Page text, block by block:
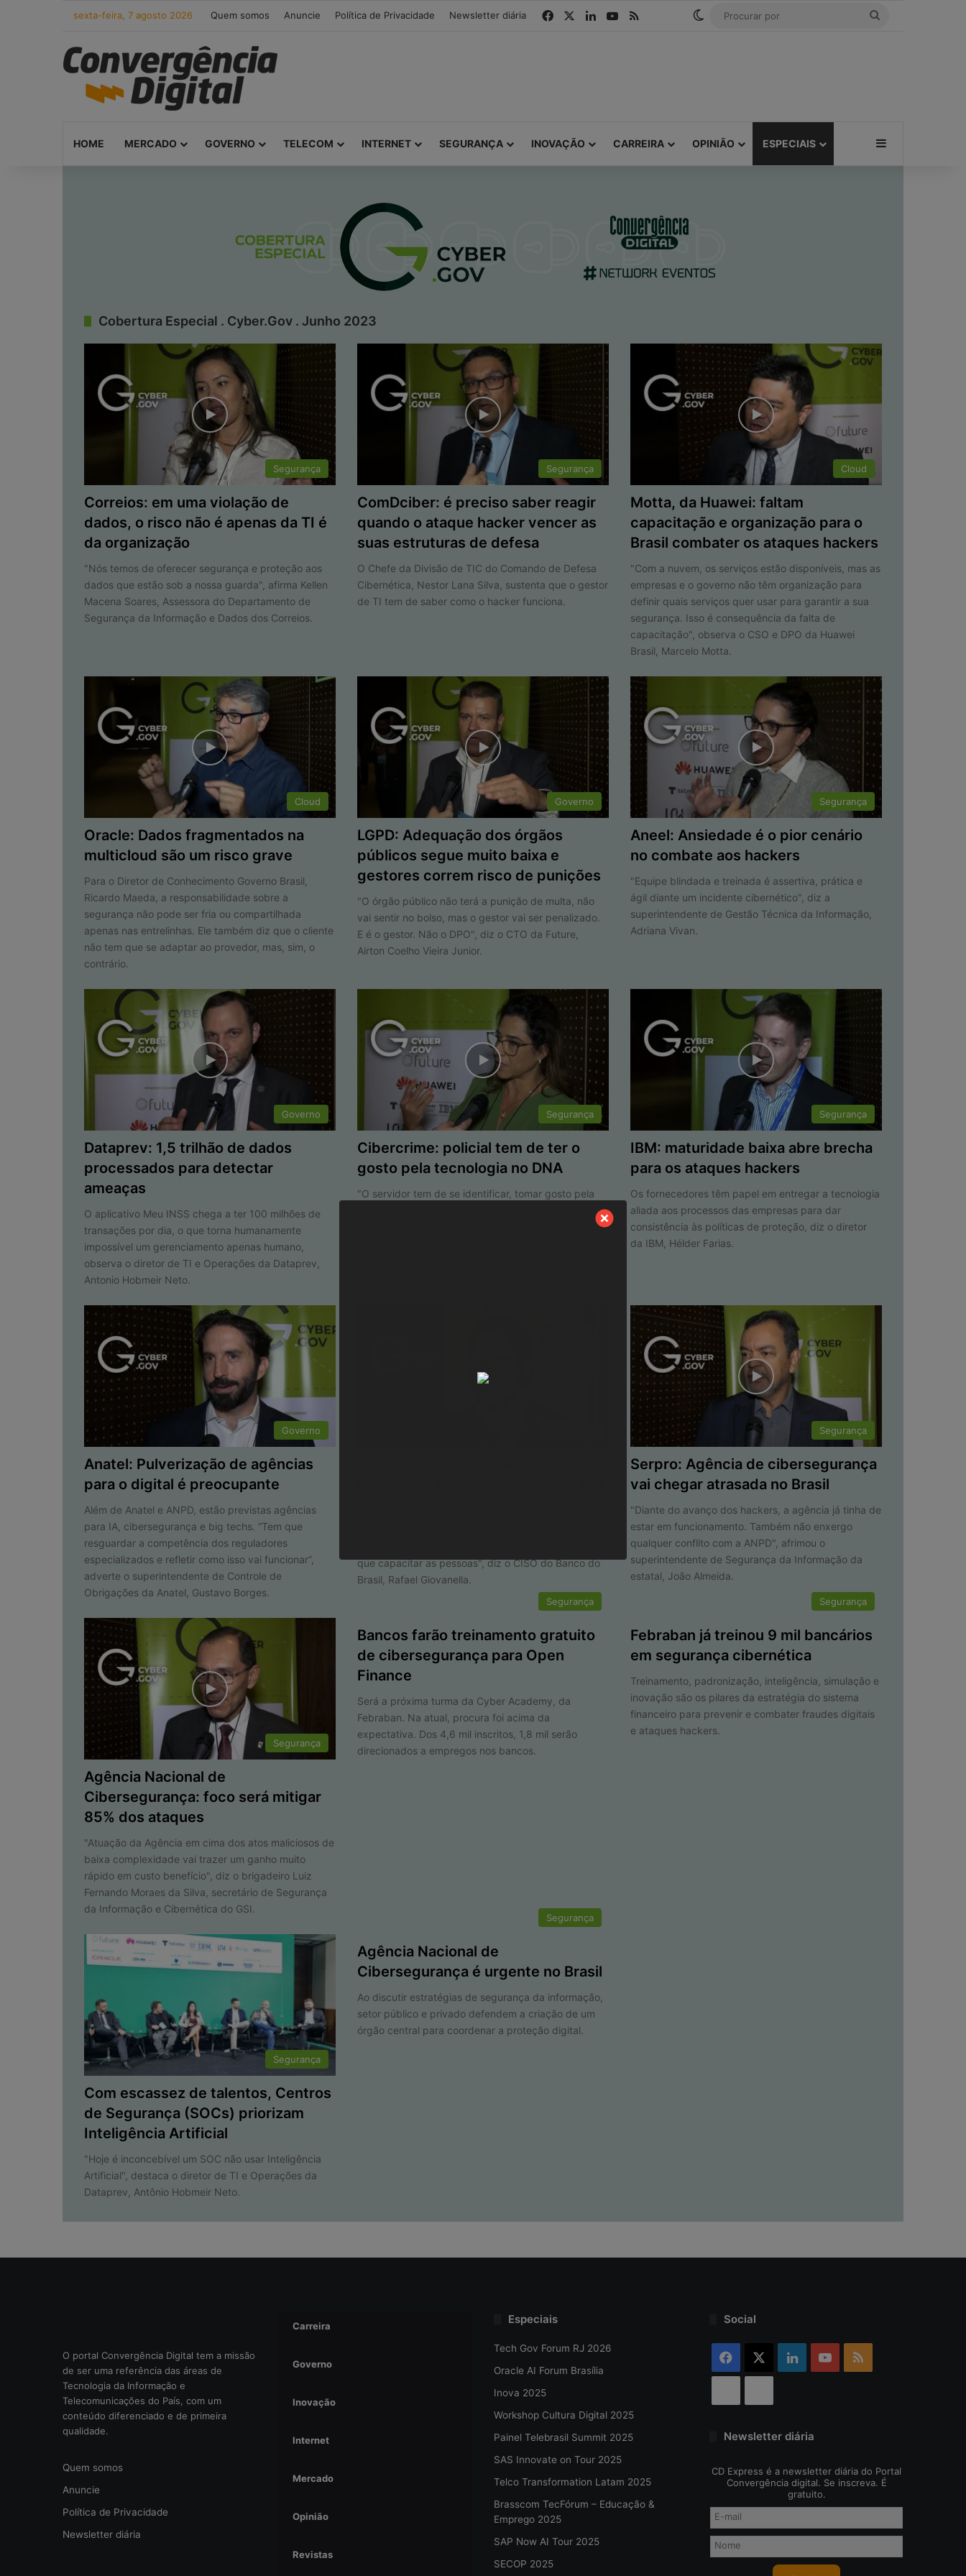
sexta-feira, 7 agosto 2026 Quem somos Anuncie Política de Privacidade Newsletter diária FacebookLinkedinYouTube
RSS ThreadsBlueskySwitch skin
HOME MERCADO GOVERNO TELECOM INTERNET SEGURANÇA INOVAÇÃO CARREIRA OPINIÃO ESPECIAIS
Cobertura Especial . Cyber.Gov . Junho 2023
Segurança
Correios: em uma violação de
dados, o risco não é apenas da TI é
da organização
"Nós temos de oferecer segurança e proteção aos
dados que estão sob a nossa guarda", afirma Kellen
Macena Soares, Assessora do Departamento de
Segurança da Informação e Dados dos Correios.
Segurança
ComDciber: é preciso saber reagir
quando o ataque hacker vencer as
suas estruturas de defesa
O Chefe da Divisão de TIC do Comando de Defesa
Cibernética, Nestor Lana Silva, sustenta que o gestor
de TI tem de saber como o hacker funciona.
Cloud
Motta, da Huawei: faltam
capacitação e organização para o
Brasil combater os ataques hackers
"Com a nuvem, os serviços estão disponíveis, mas as
empresas e o governo não têm organização para
definir quais serviços quer usar para garantir a sua
segurança. Isso é consequência da falta de
capacitação", observa o CSO e DPO da Huawei
Brasil, Marcelo Motta.
Cloud
Oracle: Dados fragmentados na
multicloud são um risco grave
Para o Diretor de Conhecimento Governo Brasil,
Ricardo Maeda, a responsabilidade sobre a
segurança não pode ser fria ou compartilhada
apenas nas entrelinhas. Ele também diz que o cliente
não tem que se adaptar ao provedor, mas, sim, o
contrário.
Governo
LGPD: Adequação dos órgãos
públicos segue muito baixa e
gestores correm risco de punições
"O órgão público não terá a punição de multa, não
vai sentir no bolso, mas o gestor vai ser penalizado.
E é o gestor. Não o DPO", diz o CTO da Future,
Airton Coelho Vieira Junior.
Segurança
Aneel: Ansiedade é o pior cenário
no combate aos hackers
"Equipe blindada e treinada é assertiva, prática e
ágil diante um incidente cibernético", diz a
superintendente de Gestão Técnica da Informação,
Adriana Vivan.
Governo
Dataprev: 1,5 trilhão de dados
processados para detectar
ameaças
O aplicativo Meu INSS chega a ter 100 milhões de
transações por dia, o que torna humanamente
impossível um gerenciamento apenas humano,
observa o diretor de TI e Operações da Dataprev,
Antonio Hobmeir Neto.
Segurança
Cibercrime: policial tem de ter o
gosto pela tecnologia no DNA
"O servidor tem de se identificar, tomar gosto pela
Segurança
IBM: maturidade baixa abre brecha
para os ataques hackers
Os fornecedores têm papel em entregar a tecnologia
aliada aos processos das empresas para dar
consistência às políticas de proteção, diz o diretor
da IBM, Hélder Farias.
Governo
Anatel: Pulverização de agências
para o digital é preocupante
Além de Anatel e ANPD, estão previstas agências
para IA, cibersegurança e big techs. “Tem que
resguardar a competência dos reguladores
especializados e refletir como isso vai funcionar”,
adverte o superintendente de Controle de
Obrigações da Anatel, Gustavo Borges.
que capacitar as pessoas", diz o CISO do Banco do
Brasil, Rafael Giovanella.
Segurança
Serpro: Agência de cibersegurança
vai chegar atrasada no Brasil
"Diante do avanço dos hackers, a agência já tinha de
estar em funcionamento. Também não enxergo
qualquer conflito com a ANPD", afrimou o
superintendente de Segurança da Informação da
estatal, João Almeida.
Segurança
Agência Nacional de
Cibersegurança: foco será mitigar
85% dos ataques
"Atuação da Agência em cima dos atos maliciosos de
baixa complexidade vai trazer um ganho muito
rápido em custo benefício", diz o brigadeiro Luiz
Fernando Moraes da Silva, secretário de Segurança
da Informação e Cibernética do GSI.
Segurança
Bancos farão treinamento gratuito
de cibersegurança para Open
Finance
Será a próxima turma da Cyber Academy, da
Febraban. Na atual, procura foi acima da
expectativa. Dos 4,6 mil inscritos, 1,8 mil serão
direcionados a empregos nos bancos.
Segurança
Febraban já treinou 9 mil bancários
em segurança cibernética
Treinamento, padronização, inteligência, simulação e
inovação são os pilares da estratégia do sistema
financeiro para prevenir e combater fraudes digitais
e ataques hackers.
Segurança
Com escassez de talentos, Centros
de Segurança (SOCs) priorizam
Inteligência Artificial
"Hoje é inconcebível um SOC não usar Inteligência
Artificial", destaca o diretor de TI e Operações da
Dataprev, Antônio Hobmeir Neto.
Segurança
Agência Nacional de
Cibersegurança é urgente no Brasil
Ao discutir estratégias de segurança da informação,
setor público e privado defendem a criação de um
órgão central para coordenar a proteção digital.
O portal Convergência Digital tem a missão
de ser uma referência das áreas de
Tecnologia da Informação e
Telecomunicações do País, com um
conteúdo diferenciado e de primeira
qualidade.
Quem somos
Anuncie
Política de Privacidade
Newsletter diária
Carreira
Governo
Inovação
Internet
Mercado
Opinião
Revistas
Especiais
Tech Gov Forum RJ 2026
Oracle AI Forum Brasília
Inova 2025
Workshop Cultura Digital 2025
Painel Telebrasil Summit 2025
SAS Innovate on Tour 2025
Telco Transformation Latam 2025
Brasscom TecFórum – Educação &
Emprego 2025
SAP Now AI Tour 2025
SECOP 2025
Social
Facebook LinkedinYouTube
Newsletter diária
CD Express é a newsletter diária do Portal
Convergência digital. Se inscreva. É
gratuito.